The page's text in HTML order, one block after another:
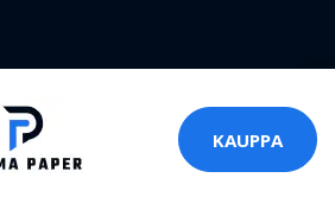
KAUPPA